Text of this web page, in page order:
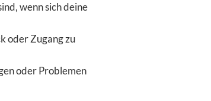
wenn sich deine
oder Zugang zu
oder Problemen